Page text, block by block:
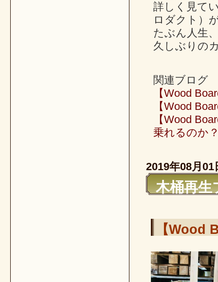
詳しく見て
ロダクト）
たぶん人生
久しぶりの
関連ブログ
【Wood
【Wood
【Wood
乗れるのか
2019年08月01
木桶再
【Wood